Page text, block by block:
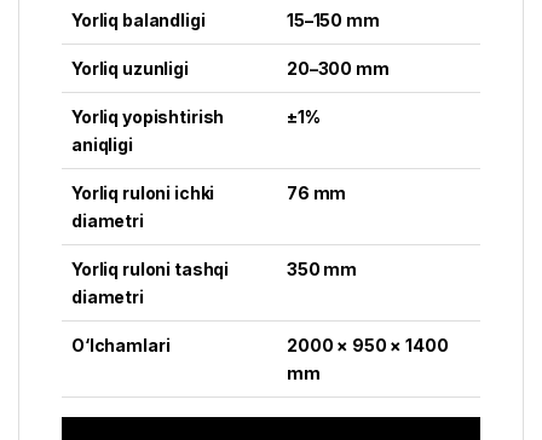
Yorliq balandligi 15–150 mm
Yorliq uzunligi 20–300 mm
Yorliq yopishtirish
aniqligi
±1%
Yorliq ruloni ichki
diametri
76 mm
Yorliq ruloni tashqi
diametri
350 mm
O‘lchamlari
2000 × 950 × 1400
mm